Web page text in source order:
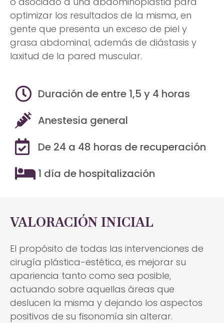
optimizar los resultados de la misma, en
gente que presenta un exceso de piel y
grasa abdominal, además de diástasis y
laxitud de la pared muscular.
Duración de entre 1,5 y 4 horas
Anestesia general
De 24 a 48 horas de recuperación
1 día de hospitalización
VALORACIÓN INICIAL
El propósito de todas las intervenciones de
cirugía plástica-estética, es mejorar su
apariencia tanto como sea posible,
actuando sobre aquellas áreas que
deslucen la misma y dejando los aspectos
positivos de su fisonomía sin alterar.